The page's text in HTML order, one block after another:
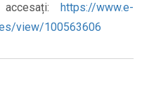
https://www.e-
view/100563606